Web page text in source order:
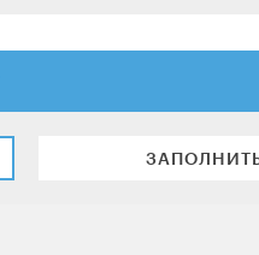
ЗАПОЛНИТЬ